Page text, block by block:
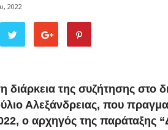
2022
διάρκεια της συζήτησης στο
Αλεξάνδρειας, που
ο αρχηγός της παράταξης